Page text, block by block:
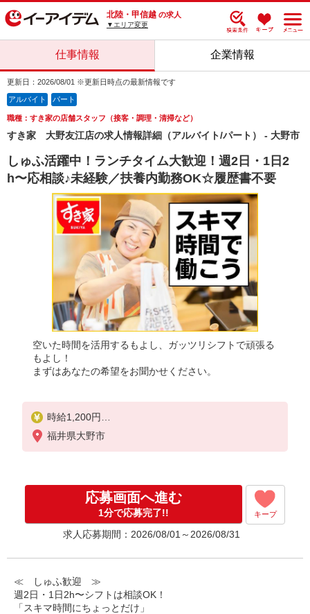
北陸・甲信越 の求人
▼エリア変更
仕事情報 企業情報
更新日：2026/08/01 ※更新日時点の最新情報です
アルバイト パート
職種：すき家の店舗スタッフ（接客・調理・清掃など）
すき家 大野友江店の求人情報詳細（アルバイト/パート） - 大野市
しゅふ活躍中！ランチタイム大歓迎！週2日・1日2
h〜応相談♪未経験／扶養内勤務OK☆履歴書不要
空いた時間を活用するもよし、ガッツリシフトで頑張る
もよし！
まずはあなたの希望をお聞かせください。
時給1,200円
※22:00〜翌5:00：時給1,500円
※高校生時給1,053円
福井県大野市
応募画面へ進む
1分で応募完了!! キープ
求人応募期間：2026/08/01～2026/08/31
≪ しゅふ歓迎 ≫
週2日・1日2h〜シフトは相談OK！
「スキマ時間にちょっとだけ」